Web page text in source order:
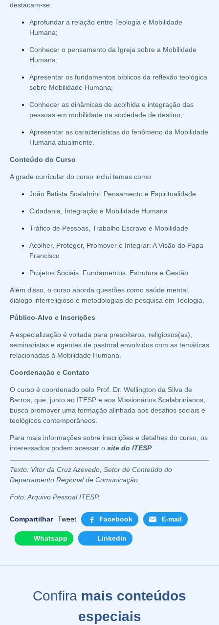
destacam-se:
Aprofundar a relação entre Teologia e Mobilidade
Humana;
Conhecer o pensamento da Igreja sobre a Mobilidade
Humana;
Apresentar os fundamentos bíblicos da reflexão teológica
sobre Mobilidade Humana;
Conhecer as dinâmicas de acolhida e integração das
pessoas em mobilidade na sociedade de destino;
Apresentar as características do fenômeno da Mobilidade
Humana atualmente.
Conteúdo do Curso
A grade curricular do curso inclui temas como:
João Batista Scalabrini: Pensamento e Espiritualidade
Cidadania, Integração e Mobilidade Humana
Tráfico de Pessoas, Trabalho Escravo e Mobilidade
Acolher, Proteger, Promover e Integrar: A Visão do Papa
Francisco
Projetos Sociais: Fundamentos, Estrutura e Gestão
Além disso, o curso aborda questões como saúde mental,
diálogo interreligioso e metodologias de pesquisa em Teologia.
Público-Alvo e Inscrições
A especialização é voltada para presbíteros, religiosos(as),
seminaristas e agentes de pastoral envolvidos com as temáticas
relacionadas à Mobilidade Humana.
Coordenação e Contato
O curso é coordenado pelo Prof. Dr. Wellington da Silva de
Barros, que, junto ao ITESP e aos Missionários Scalabrinianos,
busca promover uma formação alinhada aos desafios sociais e
teológicos contemporâneos.
Para mais informações sobre inscrições e detalhes do curso, os
interessados podem acessar o site do ITESP.
Texto: Vitor da Cruz Azevedo, Setor de Conteúdo do
Departamento Regional de Comunicação.
Foto: Arquivo Pessoal ITESP.
Compartilhar Tweet Facebook E-mail
Whatsapp Linkedin
Confira mais conteúdos
especiais